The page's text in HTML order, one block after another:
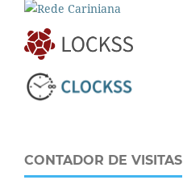
CONTADOR DE VISITAS